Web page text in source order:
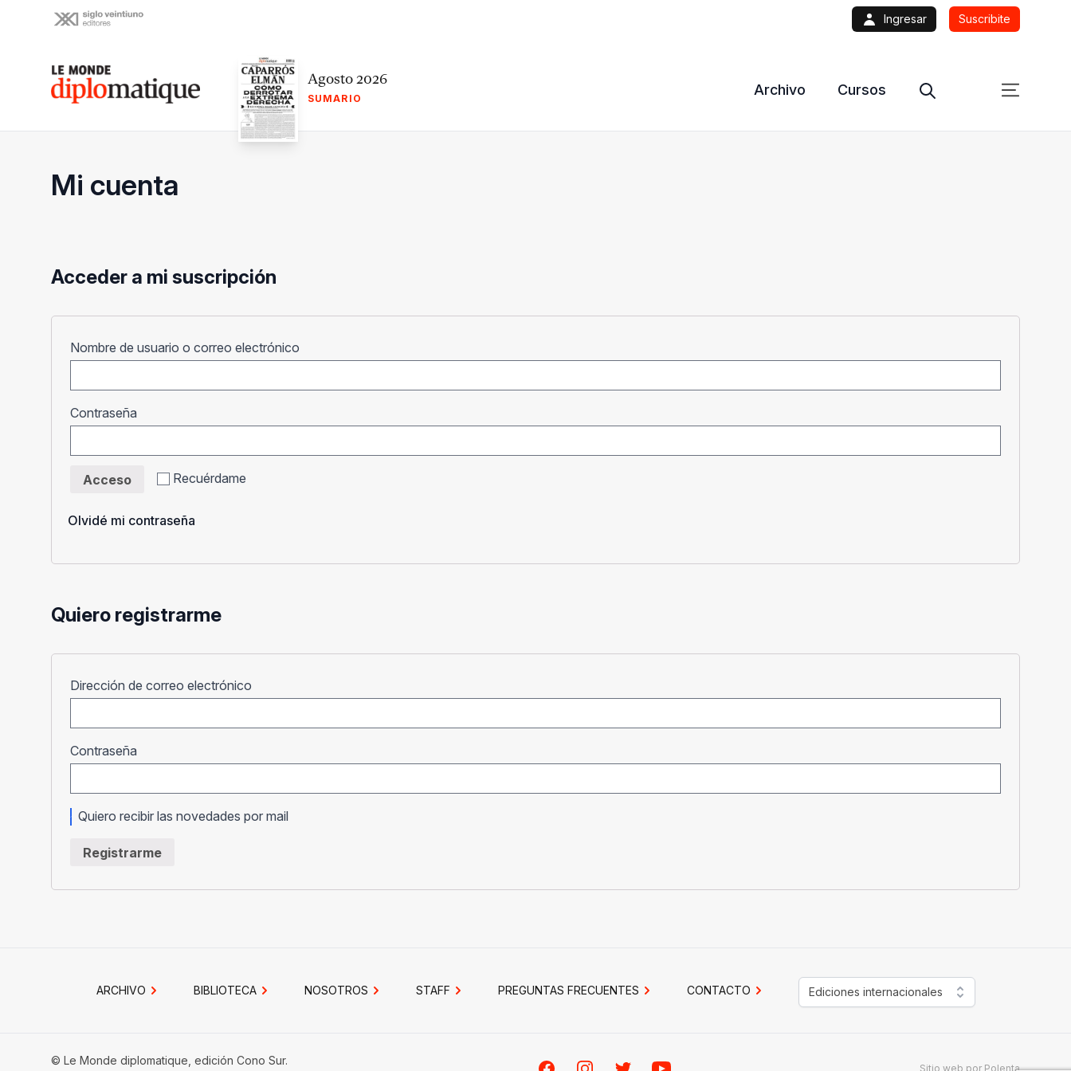
Ingresar Suscribite
Le monde diplomatique Agosto 2026
SUMARIO
Archivo Cursos
Mi cuenta
Acceder a mi suscripción
Nombre de usuario o correo electrónico
Contraseña
Recuérdame
Acceso
Olvidé mi contraseña
Quiero registrarme
Dirección de correo electrónico
Contraseña
Quiero recibir las novedades por mail
Registrarme
ARCHIVO BIBLIOTECA NOSOTROS STAFF PREGUNTAS FRECUENTES CONTACTO Ediciones internacionales
© Le Monde diplomatique, edición Cono Sur.
Sitio web por Polenta